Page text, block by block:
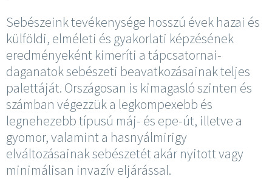
Sebészeink tevékenysége hosszú évek hazai és
külföldi, elméleti és gyakorlati képzésének
eredményeként kimeríti a tápcsatornai-
daganatok sebészeti beavatkozásainak teljes
palettáját. Országosan is kimagasló szinten és
számban végezzük a legkompexebb és
legnehezebb típusú máj- és epe-út, illetve a
gyomor, valamint a hasnyálmirigy
elváltozásainak sebészetét akár nyitott vagy
minimálisan invazív eljárással.